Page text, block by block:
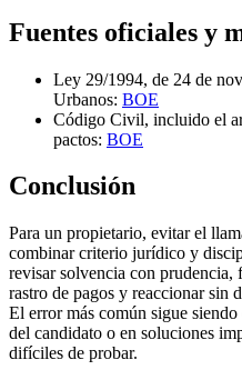
Fuentes oficiales y
Ley 29/1994, de 24 de
Urbanos: BOE
Código Civil, incluido el
pactos: BOE
Conclusión
Para un propietario, evitar el
combinar criterio jurídico y
revisar solvencia con
rastro de pagos y reaccionar sin
El error más común sigue
del candidato o en soluciones
difíciles de probar.